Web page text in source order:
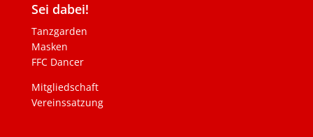
Sei dabei!
Tanzgarden
Masken
FFC Dancer
Mitgliedschaft
Vereinssatzung